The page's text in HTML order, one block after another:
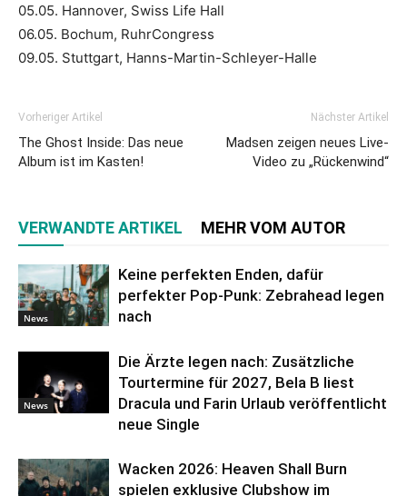
05.05. Hannover, Swiss Life Hall
06.05. Bochum, RuhrCongress
09.05. Stuttgart, Hanns-Martin-Schleyer-Halle
Vorheriger Artikel
The Ghost Inside: Das neue
Album ist im Kasten!
Nächster Artikel
Madsen zeigen neues Live-
Video zu „Rückenwind“
VERWANDTE ARTIKEL MEHR VOM AUTOR
News
Keine perfekten Enden, dafür
perfekter Pop-Punk: Zebrahead legen
nach
News
Die Ärzte legen nach: Zusätzliche
Tourtermine für 2027, Bela B liest
Dracula und Farin Urlaub veröffentlicht
neue Single
Wacken 2026: Heaven Shall Burn
spielen exklusive Clubshow im